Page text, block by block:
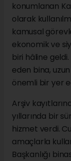
konumlanan
olarak
kamusal
ekonomik ve
biri hâline geldi.
eden bina,
önemli bir yer
Arşiv
yıllarında bir
hizmet verdi.
amaçlarla
Başkanlığı